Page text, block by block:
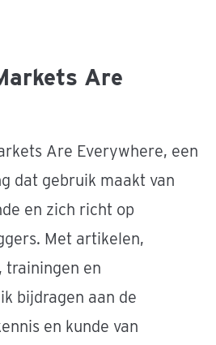
Are
Are Everywhere, een
dat gebruik maakt van
en zich richt op
Met artikelen,
trainingen en
bijdragen aan de
en kunde van